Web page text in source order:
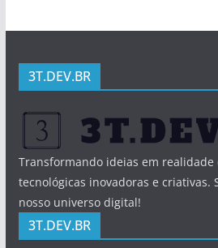
3T.DEV.BR
Transformando ideias em realidade
tecnológicas inovadoras e criativas.
nosso universo digital!
3T.DEV.BR